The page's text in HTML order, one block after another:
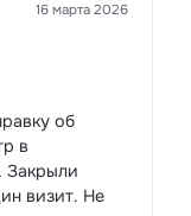
16 марта 2026
об
в
Закрыли
визит. Не